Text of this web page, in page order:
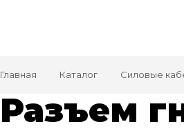
Главная Каталог Силовые
Разъем